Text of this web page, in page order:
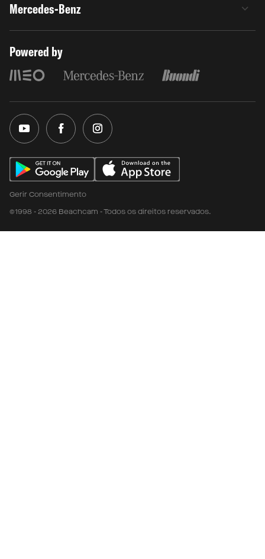
Mercedes-Benz
Powered by
Gerir Consentimento
©1998 - 2026 Beachcam - Todos os direitos reservados.